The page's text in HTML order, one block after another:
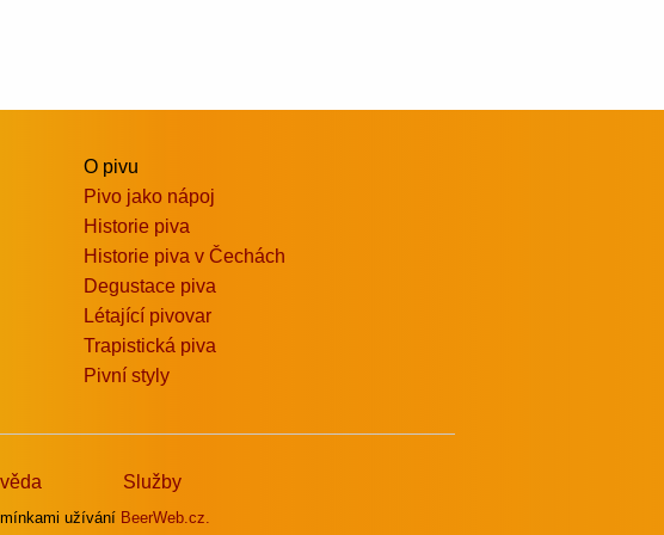
O pivu
Pivo jako nápoj
Historie piva
Historie piva v Čechách
Degustace piva
Létající pivovar
Trapistická piva
Pivní styly
Služby
užívání BeerWeb.cz.